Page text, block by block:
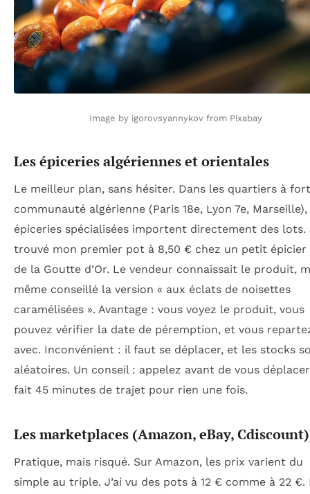
Image by igorovsyannykov from Pixabay
Les épiceries algériennes et orientales
Le meilleur plan, sans hésiter. Dans les quartiers à
communauté algérienne (Paris 18e, Lyon 7e, Marseille),
épiceries spécialisées importent directement des lots.
trouvé mon premier pot à 8,50 € chez un petit épicier
de la Goutte d’Or. Le vendeur connaissait le produit,
même conseillé la version « aux éclats de noisettes
caramélisées ». Avantage : vous voyez le produit, vous
pouvez vérifier la date de péremption, et vous
avec. Inconvénient : il faut se déplacer, et les stocks
aléatoires. Un conseil : appelez avant de vous
fait 45 minutes de trajet pour rien une fois.
Les marketplaces (Amazon, eBay, Cdiscount)
Pratique, mais risqué. Sur Amazon, les prix varient du
simple au triple. J’ai vu des pots à 12 € comme à 22 €.